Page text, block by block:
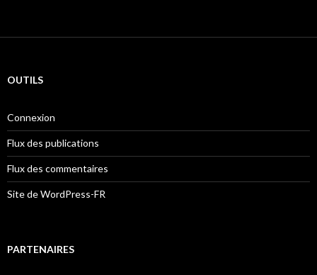
OUTILS
Connexion
Flux des publications
Flux des commentaires
Site de WordPress-FR
PARTENAIRES